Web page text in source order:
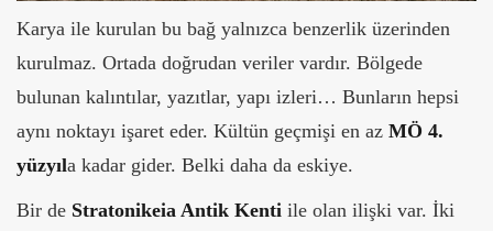
Karya ile kurulan bu bağ yalnızca benzerlik üzerinden
kurulmaz. Ortada doğrudan veriler vardır. Bölgede
bulunan kalıntılar, yazıtlar, yapı izleri… Bunların hepsi
aynı noktayı işaret eder. Kültün geçmişi en az MÖ 4.
yüzyıla kadar gider. Belki daha da eskiye.
Bir de Stratonikeia Antik Kenti ile olan ilişki var. İki